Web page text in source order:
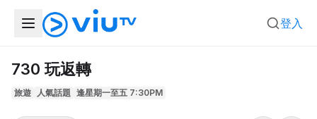
登入
730 玩返轉
旅遊 人氣話題 逢星期一至五 7:30PM